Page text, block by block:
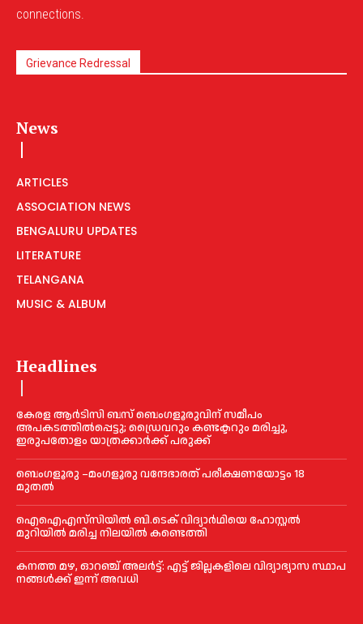
connections.
Grievance Redressal
News
ARTICLES
ASSOCIATION NEWS
BENGALURU UPDATES
LITERATURE
TELANGANA
MUSIC & ALBUM
Headlines
കേരള ആർടിസി ബസ് ബെംഗളൂരുവിന് സമീപം
അപകടത്തിൽപ്പെട്ടു; ഡ്രൈവറും കണ്ടക്ടറും മരിച്ചു,
ഇരുപതോളം യാത്രക്കാർക്ക് പരുക്ക്
ബെംഗളൂരു –മംഗളൂരു വന്ദേഭാരത് പരീക്ഷണയോട്ടം 18
മുതൽ
ഐഐഎസ്‌സിയിൽ ബി.ടെക് വിദ്യാർഥിയെ ഹോസ്റ്റൽ
മുറിയിൽ മരിച്ച നിലയിൽ കണ്ടെത്തി
ക​ന​ത്ത മ​ഴ, ഓറഞ്ച് അലർട്ട്: എ​ട്ട് ജി​ല്ല​ക​ളി​ലെ വി​ദ്യാ​ഭ്യാ​സ സ്ഥാ​പ​
ന​ങ്ങ​ൾ​ക്ക് ഇ​ന്ന് അ​വ​ധി